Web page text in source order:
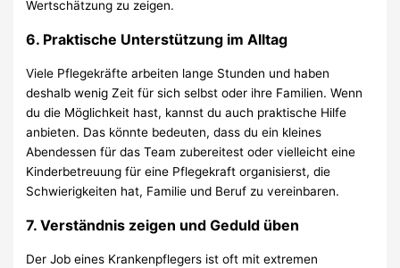
Wertschätzung zu zeigen.
6. Praktische Unterstützung im Alltag
Viele Pflegekräfte arbeiten lange Stunden und haben
deshalb wenig Zeit für sich selbst oder ihre Familien. Wenn
du die Möglichkeit hast, kannst du auch praktische Hilfe
anbieten. Das könnte bedeuten, dass du ein kleines
Abendessen für das Team zubereitest oder vielleicht eine
Kinderbetreuung für eine Pflegekraft organisierst, die
Schwierigkeiten hat, Familie und Beruf zu vereinbaren.
7.Verständnis zeigen und Geduld üben
Der Job eines Krankenpflegers ist oft mit extremen